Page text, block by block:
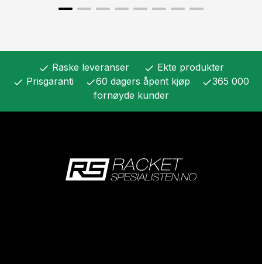
check Raske leveranser check Ekte produkter
check Prisgaranti check60 dagers åpent kjøp check365 000
fornøyde kunder